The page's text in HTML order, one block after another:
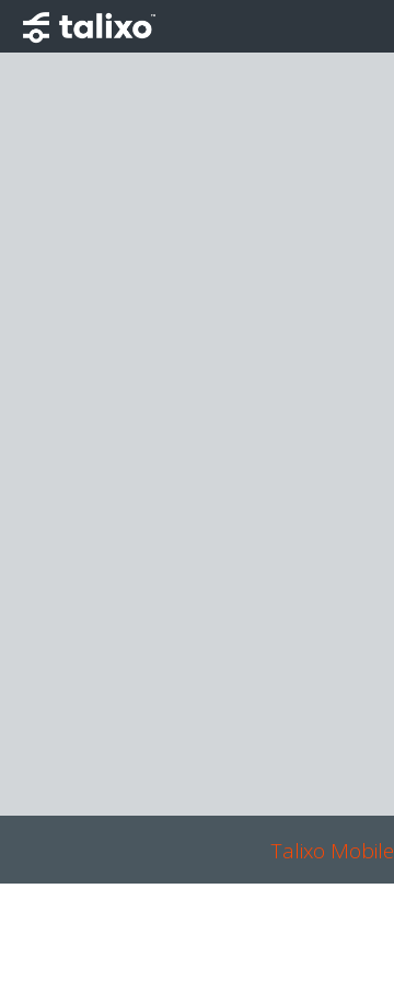
Talixo Mobile